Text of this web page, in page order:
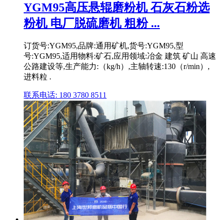
YGM95高压悬辊磨粉机 石灰石粉选
粉机 电厂脱硫磨机 粗粉 ...
订货号:YGM95,品牌:通用矿机,货号:YGM95,型
号:YGM95,适用物料:矿石,应用领域:冶金 建筑 矿山 高速
公路建设等,生产能力:（kg/h）,主轴转速:130（r/min）,
进料粒 .
联系电话: 180 3780 8511